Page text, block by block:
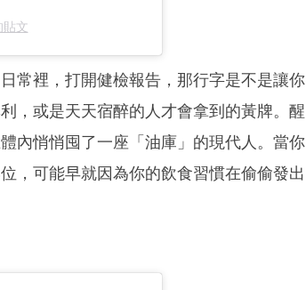
貼文
常裡，打開健檢報告，那行字是不是讓你
，或是天天宿醉的人才會拿到的黃牌。醒
內悄悄囤了一座「油庫」的現代人。當你
，可能早就因為你的飲食習慣在偷偷發出